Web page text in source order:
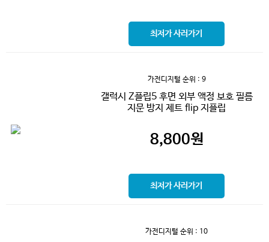
최저가 사러가기
가전디지털 순위 : 9
갤럭시 Z플립5 후면 외부 액정 보호 필름
지문 방지 제트 flip 지플립
8,800원
최저가 사러가기
가전디지털 순위 : 10